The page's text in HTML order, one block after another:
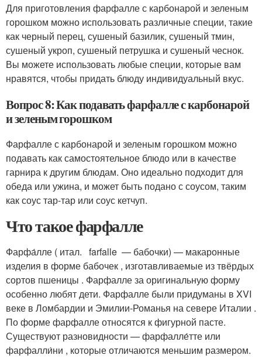
Для приготовления фарфалле с карбонарой и зеленым
горошком можно использовать различные специи, такие
как черный перец, сушеный базилик, сушеный тмин,
сушеный укроп, сушеный петрушка и сушеный чеснок.
Вы можете использовать любые специи, которые вам
нравятся, чтобы придать блюду индивидуальный вкус.
Вопрос 8: Как подавать фарфалле с карбонарой
и зеленым горошком
Фарфалле с карбонарой и зеленым горошком можно
подавать как самостоятельное блюдо или в качестве
гарнира к другим блюдам. Оно идеально подходит для
обеда или ужина, и может быть подано с соусом, таким
как соус тар-тар или соус кетчуп.
Что такое фарфалле
Фарфа́лле ( итал. farfalle — бабочки) — макаронные
изделия в форме бабочек , изготавливаемые из твёрдых
сортов пшеницы . Фарфалле за оригинальную форму
особенно любят дети. Фарфалле были придуманы в XVI
веке в Ломбардии и Эмилии-Романья на севере Италии .
По форме фарфалле относятся к фигурной пасте.
Существуют разновидности — фарфалле́тте или
фарфалли́ни , которые отличаются меньшим размером.